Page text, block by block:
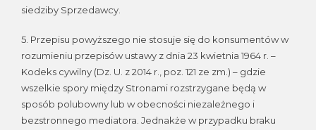
siedziby Sprzedawcy.
5. Przepisu powyższego nie stosuje się do konsumentów w
rozumieniu przepisów ustawy z dnia 23 kwietnia 1964 r. –
Kodeks cywilny (Dz. U. z 2014 r., poz. 121 ze zm.) – gdzie
wszelkie spory między Stronami rozstrzygane będą w
sposób polubowny lub w obecności niezależnego i
bezstronnego mediatora. Jednakże w przypadku braku